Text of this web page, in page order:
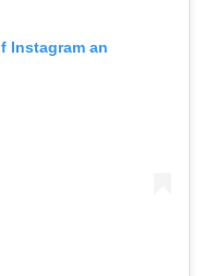
Instagram an